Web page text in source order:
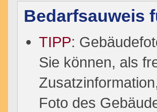
Bedarfsauweis
TIPP:
Sie können, als
Foto des